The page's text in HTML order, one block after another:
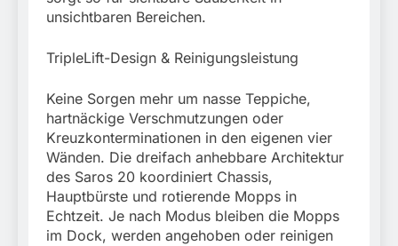
unsichtbaren Bereichen.
TripleLift-Design & Reinigungsleistung
Keine Sorgen mehr um nasse Teppiche,
hartnäckige Verschmutzungen oder
Kreuzkonterminationen in den eigenen vier
Wänden. Die dreifach anhebbare Architektur
des Saros 20 koordiniert Chassis,
Hauptbürste und rotierende Mopps in
Echtzeit. Je nach Modus bleiben die Mopps
im Dock, werden angehoben oder reinigen